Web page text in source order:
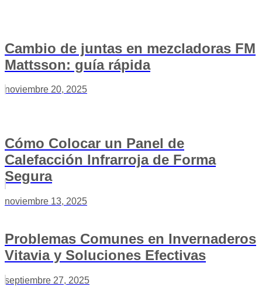
Cambio de juntas en mezcladoras FM
Mattsson: guía rápida
noviembre 20, 2025
Cómo Colocar un Panel de
Calefacción Infrarroja de Forma
Segura
noviembre 13, 2025
Problemas Comunes en Invernaderos
Vitavia y Soluciones Efectivas
septiembre 27, 2025